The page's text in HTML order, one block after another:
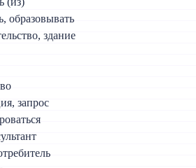
образовывать
здание
запрос